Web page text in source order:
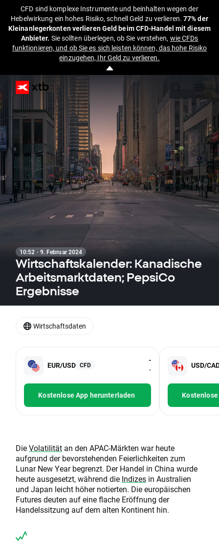
CFD sind komplexe Instrumente und beinhalten wegen der
Hebelwirkung ein hohes Risiko, schnell Geld zu verlieren.77% der
Kleinanlegerkonten verlieren Geld beim CFD-Handel mit diesem
Anbieter. Sie sollten überlegen, ob Sie verstehen, wie CFDs
funktionieren, und ob Sie es sich leisten können, das hohe Risiko
einzugehen, Ihr Geld zu verlieren.
10:52 · 9. Februar 2024
Wirtschaftskalender: Kanadische
Arbeitsmarktdaten; PepsiCo
Ergebnisse
EUR/USD CFD
-
-
Kostenlose App herunterladen
USD/
DieVolatilität an den APAC-Märkten war heute
aufgrund der bevorstehenden Feierlichkeiten zum
Lunar New Year begrenzt. Der Handel in China wurde
heute ausgesetzt, während die Indizes in Australien
und Japan leicht höher notierten. Die europäischen
Futures deuten auf eine flache Eröffnung der
Handelssitzung auf dem alten Kontinent hin.
Wirtschaftsdaten